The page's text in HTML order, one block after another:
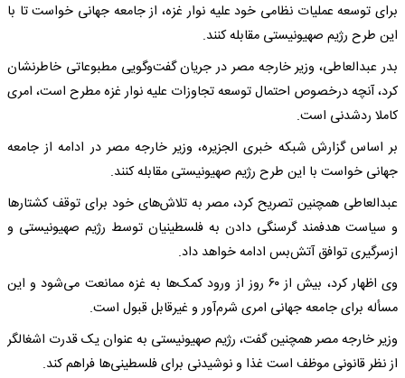
برای توسعه عملیات نظامی خود علیه نوار غزه، از جامعه جهانی خواست تا با
این طرح رژیم صهیونیستی مقابله کنند.
بدر عبدالعاطی، وزیر خارجه مصر در جریان گفت‌وگویی مطبوعاتی خاطرنشان
کرد، آنچه درخصوص احتمال توسعه تجاوزات علیه نوار غزه مطرح است، امری
کاملا ردشدنی است.
بر اساس گزارش شبکه خبری الجزیره، وزیر خارجه مصر در ادامه از جامعه
جهانی خواست با این طرح رژیم صهیونیستی مقابله کنند.
عبدالعاطی همچنین تصریح کرد، مصر به تلاش‌های خود برای توقف کشتارها
و سیاست هدفمند گرسنگی دادن به فلسطینیان توسط رژیم صهیونیستی و
ازسرگیری توافق آتش‌بس ادامه خواهد داد.
وی اظهار کرد، بیش از ۶۰ روز از ورود کمک‌ها به غزه ممانعت می‌شود و این
مسأله برای جامعه جهانی امری شرم‌آور و غیرقابل قبول است.
وزیر خارجه مصر همچنین گفت، رژیم صهیونیستی به عنوان یک قدرت اشغالگر
از نظر قانونی موظف است غذا و نوشیدنی برای فلسطینی‌ها فراهم کند.